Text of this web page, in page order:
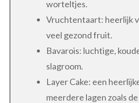
worteltjes.
Vruchtentaart: heerlijk
veel gezond fruit.
Bavarois: luchtige,
slagroom.
Layer Cake: een
meerdere lagen zoals